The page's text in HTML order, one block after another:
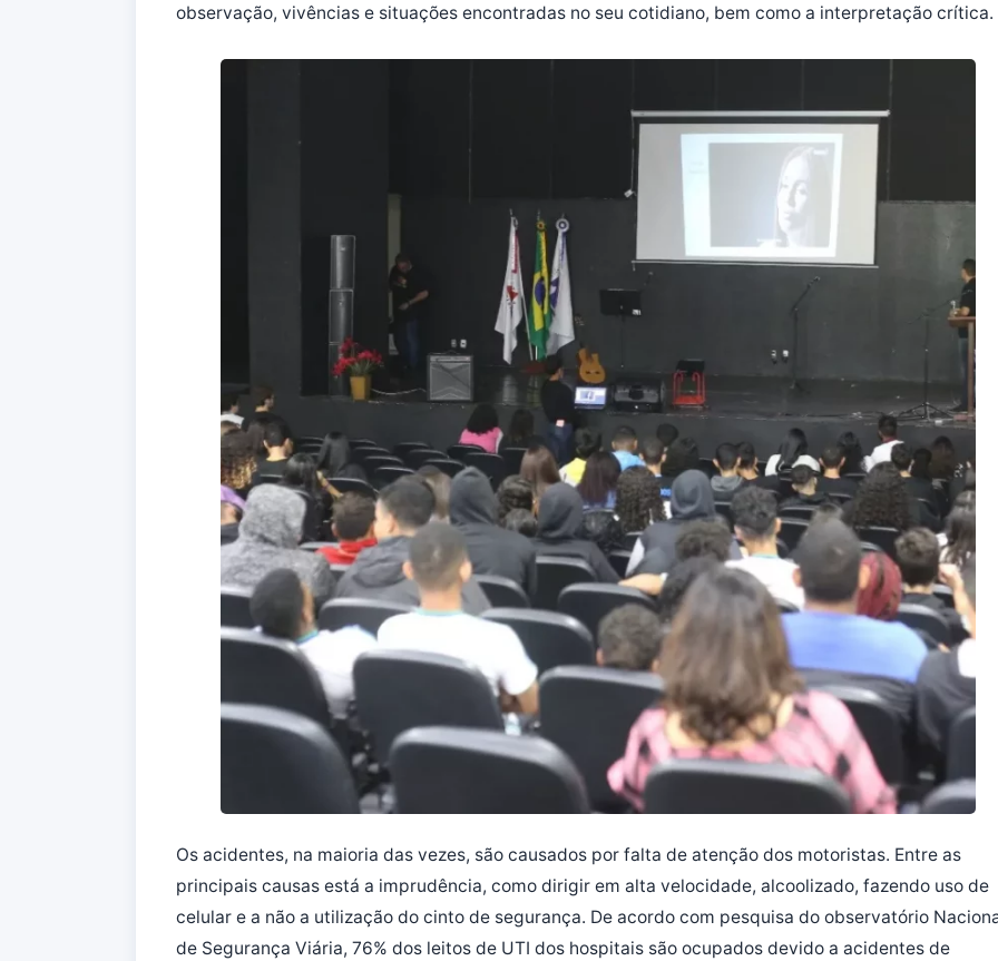
observação, vivências e situações encontradas no seu cotidiano, bem como a interpretação crítica.
Os acidentes, na maioria das vezes, são causados por falta de atenção dos motoristas. Entre as
principais causas está a imprudência, como dirigir em alta velocidade, alcoolizado, fazendo uso de
celular e a não a utilização do cinto de segurança. De acordo com pesquisa do observatório
de Segurança Viária, 76% dos leitos de UTI dos hospitais são ocupados devido a acidentes de